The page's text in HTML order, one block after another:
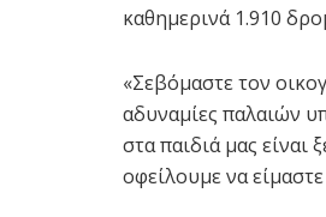
καθημερινά 1.910
«Σεβόμαστε τον
αδυναμίες παλαιών
στα παιδιά μας είναι
οφείλουμε να